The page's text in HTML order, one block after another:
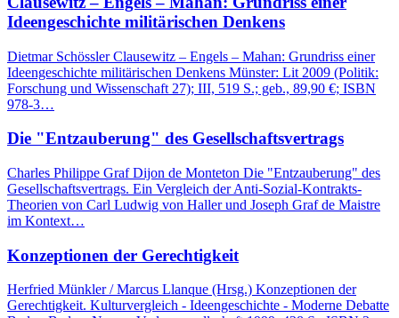
Ideengeschichte militärischen Denkens
Dietmar Schössler Clausewitz – Engels – Mahan: Grundriss einer
Ideengeschichte militärischen Denkens Münster: Lit 2009 (Politik:
Forschung und Wissenschaft 27); III, 519 S.; geb., 89,90 €; ISBN
978-3…
Die "Entzauberung" des Gesellschaftsvertrags
Charles Philippe Graf Dijon de Monteton Die "Entzauberung" des
Gesellschaftsvertrags. Ein Vergleich der Anti-Sozial-Kontrakts-
Theorien von Carl Ludwig von Haller und Joseph Graf de Maistre
im Kontext…
Konzeptionen der Gerechtigkeit
Herfried Münkler / Marcus Llanque (Hrsg.) Konzeptionen der
Gerechtigkeit. Kulturvergleich - Ideengeschichte - Moderne Debatte